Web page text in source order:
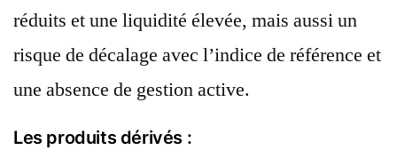
réduits et une liquidité élevée, mais aussi un
risque de décalage avec l’indice de référence et
une absence de gestion active.
Les produits dérivés :